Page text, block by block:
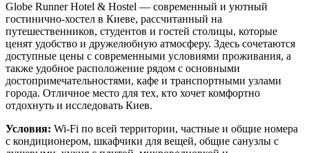
Globe Runner Hotel & Hostel — современный и уютный
гостинично-хостел в Киеве, рассчитанный на
путешественников, студентов и гостей столицы, которые
ценят удобство и дружелюбную атмосферу. Здесь сочетаются
доступные цены с современными условиями проживания, а
также удобное расположение рядом с основными
достопримечательностями, кафе и транспортными узлами
города. Отличное место для тех, кто хочет комфортно
отдохнуть и исследовать Киев.
Условия: Wi-Fi по всей территории, частные и общие номера
с кондиционером, шкафчики для вещей, общие санузлы с